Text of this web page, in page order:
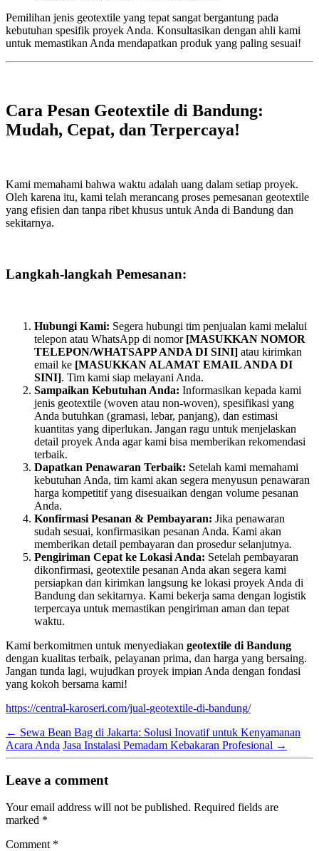
Pemilihan jenis geotextile yang tepat sangat bergantung pada
kebutuhan spesifik proyek Anda. Konsultasikan dengan ahli kami
untuk memastikan Anda mendapatkan produk yang paling sesuai!
Cara Pesan Geotextile di Bandung:
Mudah, Cepat, dan Terpercaya!
Kami memahami bahwa waktu adalah uang dalam setiap proyek.
Oleh karena itu, kami telah merancang proses pemesanan geotextile
yang efisien dan tanpa ribet khusus untuk Anda di Bandung dan
sekitarnya.
Langkah-langkah Pemesanan:
Hubungi Kami: Segera hubungi tim penjualan kami melalui
telepon atau WhatsApp di nomor [MASUKKAN NOMOR
TELEPON/WHATSAPP ANDA DI SINI] atau kirimkan
email ke [MASUKKAN ALAMAT EMAIL ANDA DI
SINI]. Tim kami siap melayani Anda.
Sampaikan Kebutuhan Anda: Informasikan kepada kami
jenis geotextile (woven atau non-woven), spesifikasi yang
Anda butuhkan (gramasi, lebar, panjang), dan estimasi
kuantitas yang diperlukan. Jangan ragu untuk menjelaskan
detail proyek Anda agar kami bisa memberikan rekomendasi
terbaik.
Dapatkan Penawaran Terbaik: Setelah kami memahami
kebutuhan Anda, tim kami akan segera menyusun penawaran
harga kompetitif yang disesuaikan dengan volume pesanan
Anda.
Konfirmasi Pesanan & Pembayaran: Jika penawaran
sudah sesuai, konfirmasikan pesanan Anda. Kami akan
memberikan detail pembayaran dan prosedur selanjutnya.
Pengiriman Cepat ke Lokasi Anda: Setelah pembayaran
dikonfirmasi, geotextile pesanan Anda akan segera kami
persiapkan dan kirimkan langsung ke lokasi proyek Anda di
Bandung dan sekitarnya. Kami bekerja sama dengan logistik
terpercaya untuk memastikan pengiriman aman dan tepat
waktu.
Kami berkomitmen untuk menyediakan geotextile di Bandung
dengan kualitas terbaik, pelayanan prima, dan harga yang bersaing.
Jangan tunda lagi, wujudkan proyek impian Anda dengan fondasi
yang kokoh bersama kami!
https://central-karoseri.com/jual-geotextile-di-bandung/
← Sewa Bean Bag di Jakarta: Solusi Inovatif untuk Kenyamanan
Acara Anda Jasa Instalasi Pemadam Kebakaran Profesional →
Leave a comment
Your email address will not be published. Required fields are
marked *
Comment *